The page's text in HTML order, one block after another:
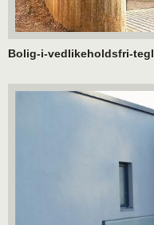
Bolig-i-vedlikeholdsfri-tegl